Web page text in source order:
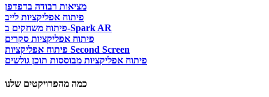
מציאות רבודה בדפדפן
פיתוח אפליקציות לייב
פיתוח משחקים ב-Spark AR
פיתוח אפליקציות סקרים
פיתוח אפליקציות Second Screen
פיתוח אפליקציות מבוססות תוכן גולשים
כמה מהפרויקטים שלנו